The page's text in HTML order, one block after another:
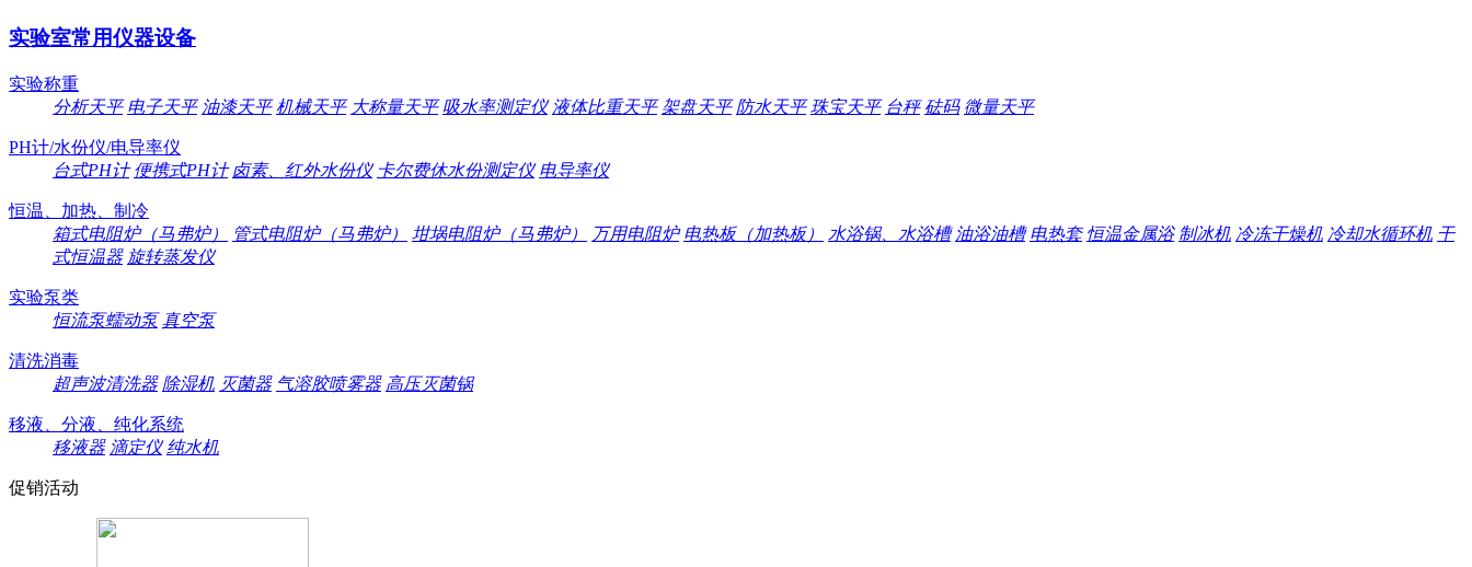
实验室常用仪器设备
实验称重
分析天平 电子天平 油漆天平 机械天平 大称量天平 吸水率测定仪 液体比重天平 架盘天平 防水天平 珠宝天平 台秤 砝码 微量天平
PH计/水份仪/电导率仪
台式PH计 便携式PH计 卤素、红外水份仪 卡尔费休水份测定仪 电导率仪
恒温、加热、制冷
箱式电阻炉（马弗炉）
管式电阻炉（马弗炉） 坩埚电阻炉（马弗炉） 万用电阻炉 电热板（加热板） 水浴锅、水浴槽 油浴油槽 电热套 恒温金属浴 制冰机 冷冻干燥机 冷却水循环机 干
式恒温器 旋转蒸发仪
实验泵类
恒流泵蠕动泵 真空泵
清洗消毒
超声波清洗器 除湿机 灭菌器 气溶胶喷雾器 高压灭菌锅
移液、分液、纯化系统
移液器 滴定仪 纯水机
促销活动